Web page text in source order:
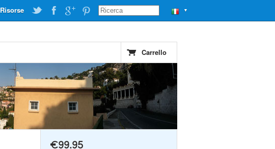
▼
Risorse
Carrello
€99.95